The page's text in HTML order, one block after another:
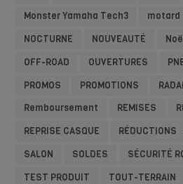
Monster Yamaha Tech3
motard
NOCTURNE
NOUVEAUTÉ
OFF-ROAD
OUVERTURES
PROMOS
PROMOTIONS
Remboursement
REMISES
REPRISE CASQUE
RÉDUCTIONS
SALON
SOLDES
SÉCURITÉ
TEST PRODUIT
TOUT-TERRAIN